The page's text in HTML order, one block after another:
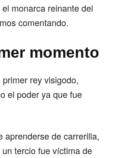
monarca reinante del
comentando.
momento
rey visigodo,
el poder ya que fue
aprenderse de carrerilla,
tercio fue víctima de